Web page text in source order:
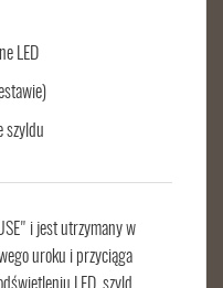
LED
szyldu
i jest utrzymany w
uroku i przyciąga
LED, szyld